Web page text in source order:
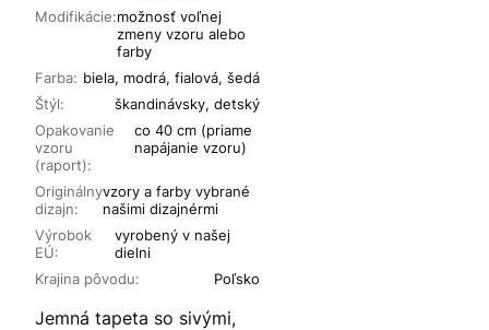
Modifikácie:možnosť voľnej
zmeny vzoru alebo
farby
Farba: biela, modrá, fialová, šedá
Opakovanie
vzoru
(raport):
co 40 cm (priame
napájanie vzoru)
Originálny
dizajn:
vzory a farby vybrané
našimi dizajnérmi
Výrobok
EÚ:
vyrobený v našej
dielni
Štýl: škandinávsky, detský
Krajina pôvodu: Poľsko
Jemná tapeta so sivými,